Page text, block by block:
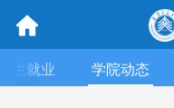
生就业 学院动态